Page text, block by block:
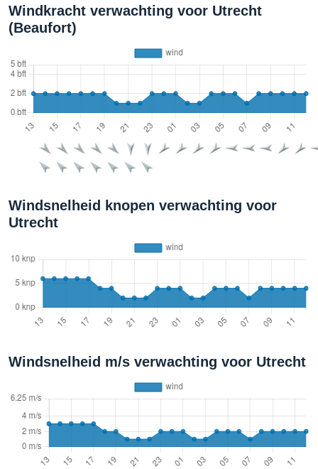
Windkracht verwachting voor Utrecht
(Beaufort)
Windsnelheid knopen verwachting voor
Utrecht
Windsnelheid m/s verwachting voor Utrecht